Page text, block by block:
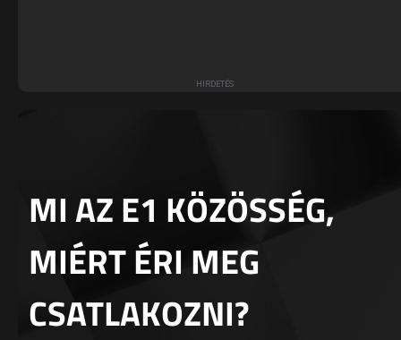
MI AZ E1 KÖZÖSSÉG,
MIÉRT ÉRI MEG
CSATLAKOZNI?